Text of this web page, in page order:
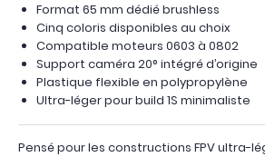
Format 65 mm dédié brushless
Cinq coloris disponibles au choix
Compatible moteurs 0603 à 0802
Support caméra 20° intégré d’origine
Plastique flexible en polypropylène
Ultra-léger pour build 1S minimaliste
Pensé pour les constructions FPV ultra-